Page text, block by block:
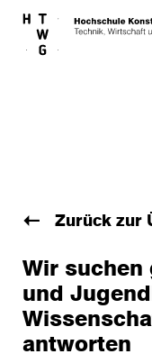
Skip to main
Zurück zur
Wir suchen
und
antworten